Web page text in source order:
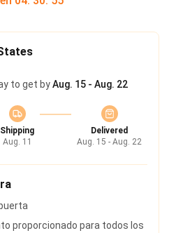
to get byAug. 15 - Aug. 22
Shipping
Aug. 11
Delivered
Aug. 15 - Aug. 22
proporcionado para todos los